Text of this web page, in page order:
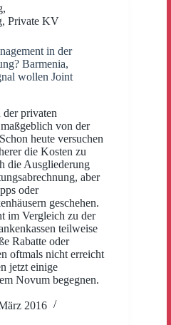
,
, Private KV
in der
Barmenia,
wollen Joint
privaten
von der
heute versuchen
die Kosten zu
die Ausgliederung
aber
oder
geschehen.
im Vergleich zu der
teilweise
Rabatte oder
oftmals nicht erreicht
jetzt einige
Novum begegnen.
2016